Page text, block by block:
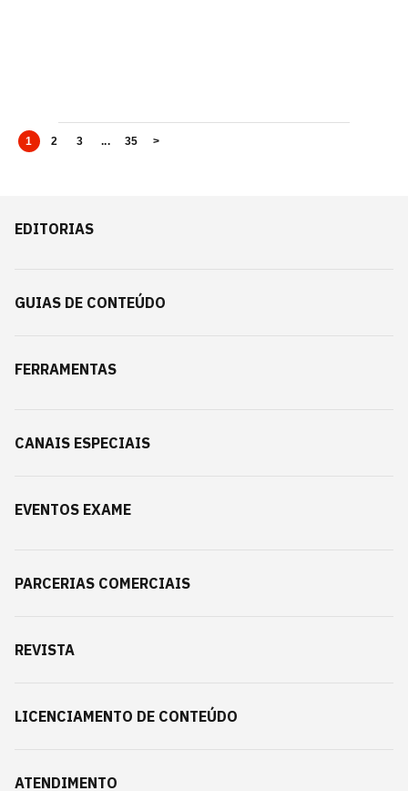
1 2 3 ... 35 >
EDITORIAS
GUIAS DE CONTEÚDO
FERRAMENTAS
CANAIS ESPECIAIS
EVENTOS EXAME
PARCERIAS COMERCIAIS
REVISTA
LICENCIAMENTO DE CONTEÚDO
ATENDIMENTO